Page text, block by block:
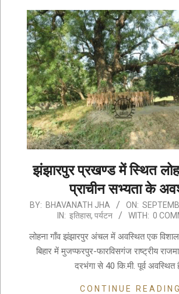
झंझारपुर प्रखण्ड में स्थित
प्राचीन सभ्यता के
2019-
09
BY: BHAVANATH JHA ON:
IN: इतिहास, पर्यटन WITH: 0
लोहना गाँव झंझारपुर अंचल में अवस्थित एक
बिहार में मुजप्फरपुर-फारविसगंज राष्ट्रीय
दरभंगा से 40 कि.मी. पूर्व अवस्थित
CONTINUE READING